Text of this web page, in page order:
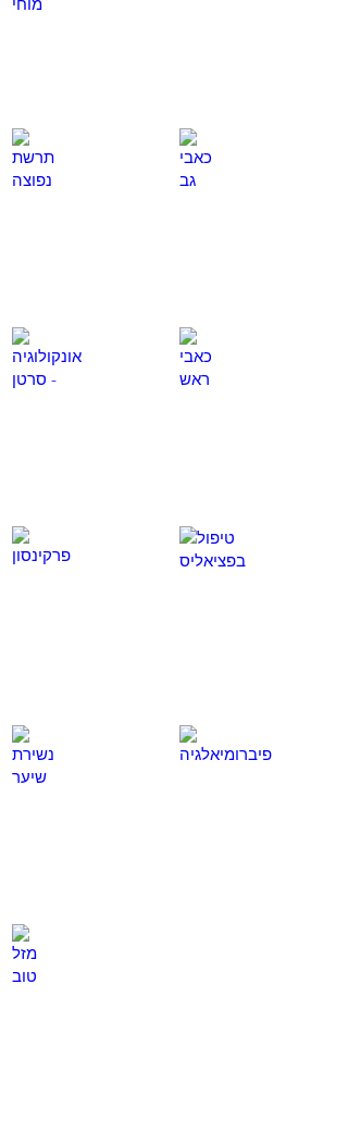
תרשת נפוצה
לחץ
כאן
כאבי גב
לחץ
כאן
אונקולוגיה - סרטן
לחץ
כאן
כאבי ראש
לחץ
כאן
פרקינסון
לחץ
טיפול בפציאליס
לחץ
נשירת שיער
לחץ
כאן
פיברומיאלגיה
לחץ
מזל טוב
לחץ
כאן